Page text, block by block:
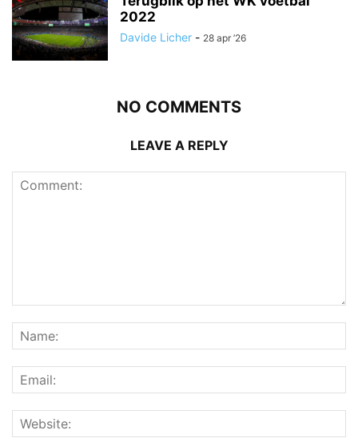
2022
Davide Licher - 28 apr ’26
NO COMMENTS
LEAVE A REPLY